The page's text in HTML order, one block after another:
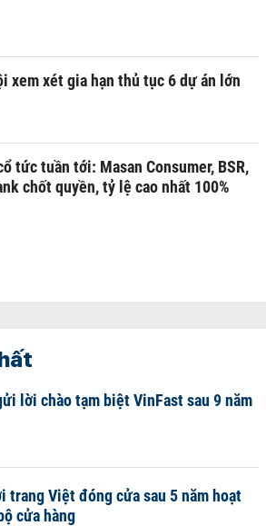
xem xét gia hạn thủ tục 6 dự án lớn
tức tuần tới: Masan Consumer, BSR,
chốt quyền, tỷ lệ cao nhất 100%
lời chào tạm biệt VinFast sau 9 năm
Việt đóng cửa sau 5 năm hoạt
cửa hàng